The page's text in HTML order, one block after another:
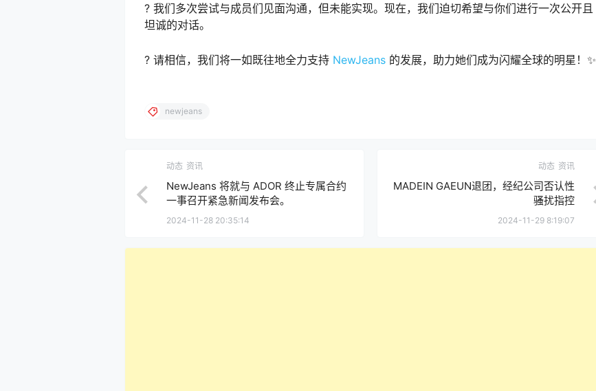
? 我们多次尝试与成员们见面沟通，但未能实现。现在，我们迫切希望与你们进行一次公开且
坦诚的对话。
? 请相信，我们将一如既往地全力支持 NewJeans 的发展，助力她们成为闪耀全球的明星！✨
newjeans
动态 资讯
NewJeans 将就与 ADOR 终止专属合约
一事召开紧急新闻发布会。
2024-11-28 20:35:14
动态 资讯
MADEIN GAEUN退团，经纪公司否认性
骚扰指控
2024-11-29 8:19:07